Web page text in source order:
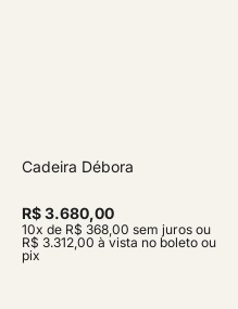
Cadeira Débora
R$ 3.680,00
10x de R$ 368,00 sem juros ou
R$ 3.312,00 à vista no boleto ou
pix